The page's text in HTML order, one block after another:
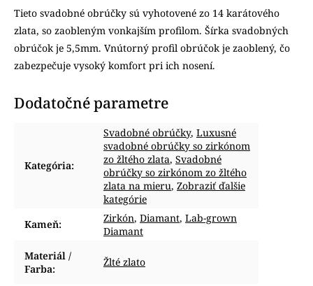
Tieto svadobné obrúčky sú vyhotovené zo 14 karátového
zlata, so zaobleným vonkajším profilom. Šírka svadobných
obrúčok je 5,5mm. Vnútorný profil obrúčok je zaoblený, čo
zabezpečuje vysoký komfort pri ich nosení.
Dodatočné parametre
Kategória:
Svadobné obrúčky, Luxusné
svadobné obrúčky so zirkónom
zo žltého zlata, Svadobné
obrúčky so zirkónom zo žltého
zlata na mieru, Zobraziť ďalšie
kategórie
Kameň: Zirkón, Diamant, Lab-grown
Diamant
Materiál /
Farba:
Žlté zlato